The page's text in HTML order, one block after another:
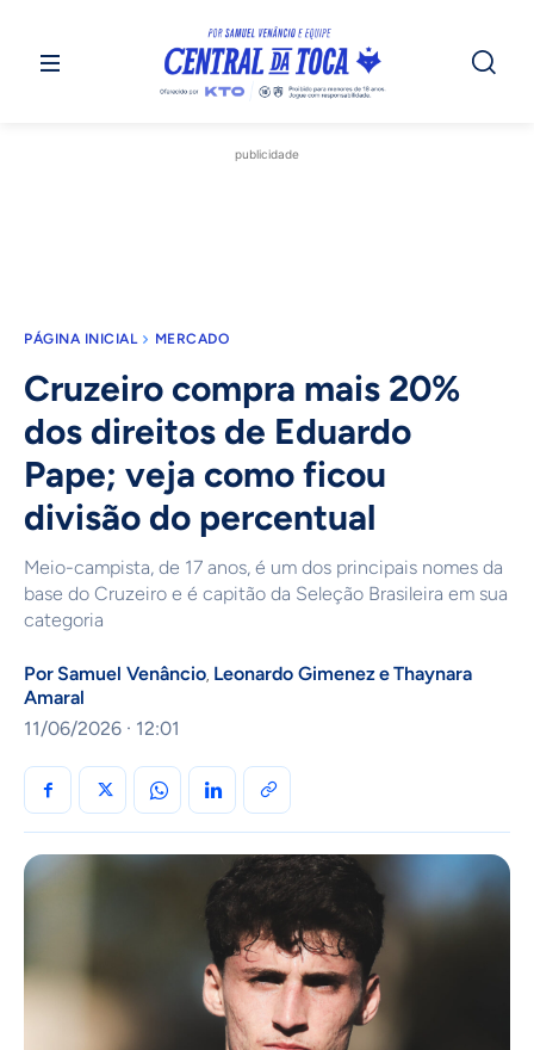
publicidade
PÁGINA INICIAL MERCADO
Cruzeiro compra mais 20%
dos direitos de Eduardo
Pape; veja como ficou
divisão do percentual
Meio-campista, de 17 anos, é um dos principais nomes da
base do Cruzeiro e é capitão da Seleção Brasileira em sua
categoria
Por Samuel Venâncio Leonardo GimenezeThaynara
Amaral
11/06/2026 · 12:01